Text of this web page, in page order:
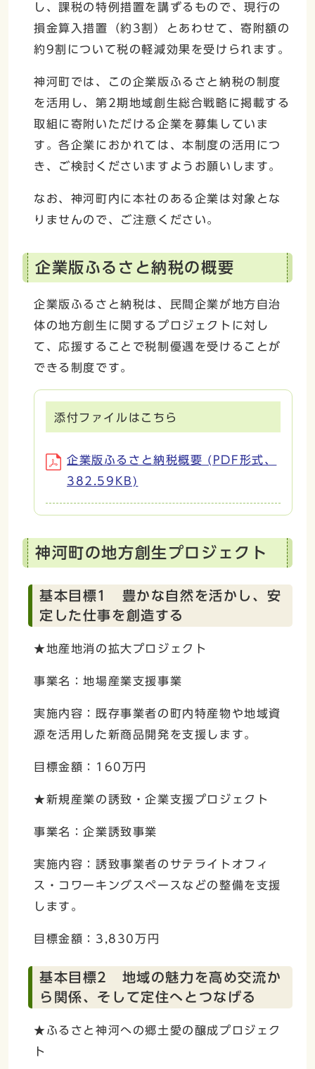
し、課税の特例措置を講ずるもので、現行の
損金算入措置（約3割）とあわせて、寄附額の
約9割について税の軽減効果を受けられます。
神河町では、この企業版ふるさと納税の制度
を活用し、第2期地域創生総合戦略に掲載する
取組に寄附いただける企業を募集していま
す。各企業におかれては、本制度の活用につ
き、ご検討くださいますようお願いします。
なお、神河町内に本社のある企業は対象とな
りませんので、ご注意ください。
企業版ふるさと納税の概要
企業版ふるさと納税は、民間企業が地方自治
体の地方創生に関するプロジェクトに対し
て、応援することで税制優遇を受けることが
できる制度です。
添付ファイルはこちら
企業版ふるさと納税概要 (PDF形式、
382.59KB)
神河町の地方創生プロジェクト
基本目標1 豊かな自然を活かし、安
定した仕事を創造する
★地産地消の拡大プロジェクト
事業名：地場産業支援事業
実施内容：既存事業者の町内特産物や地域資
源を活用した新商品開発を支援します。
目標金額：160万円
★新規産業の誘致・企業支援プロジェクト
事業名：企業誘致事業
実施内容：誘致事業者のサテライトオフィ
ス・コワーキングスペースなどの整備を支援
します。
目標金額：3,830万円
基本目標2 地域の魅力を高め交流か
ら関係、そして定住へとつなげる
★ふるさと神河への郷土愛の醸成プロジェク
ト